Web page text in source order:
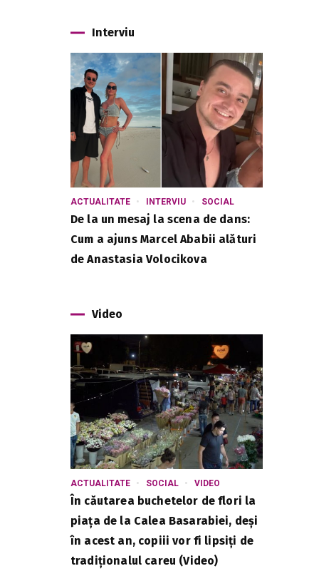
Interviu
ACTUALITATE INTERVIU SOCIAL
De la un mesaj la scena de dans:
Cum a ajuns Marcel Ababii alături
de Anastasia Volocikova
Video
ACTUALITATE SOCIAL VIDEO
În căutarea buchetelor de flori la
piața de la Calea Basarabiei, deși
în acest an, copiii vor fi lipsiți de
tradiționalul careu (Video)